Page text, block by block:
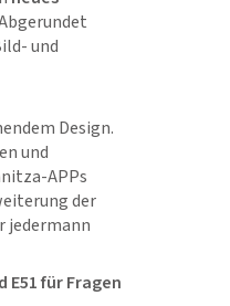
und
Design.
und
APPs
der
jedermann
für Fragen